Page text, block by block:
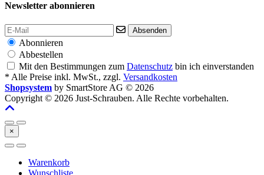
Newsletter abonnieren
Absenden
Abonnieren
Abbestellen
Mit den Bestimmungen zum Datenschutz bin ich einverstanden
* Alle Preise inkl. MwSt., zzgl. Versandkosten
Shopsystem by SmartStore AG © 2026
Copyright © 2026 Just-Schrauben. Alle Rechte vorbehalten.
×
Warenkorb
Wunschliste